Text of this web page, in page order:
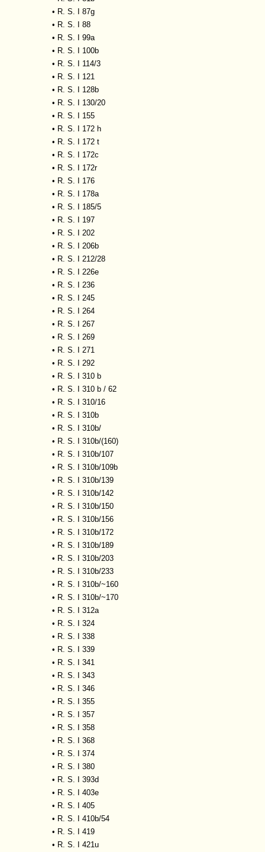
• R. S. I 87g
• R. S. I 88
• R. S. I 99a
• R. S. I 100b
• R. S. I 114/3
• R. S. I 121
• R. S. I 128b
• R. S. I 130/20
• R. S. I 155
• R. S. I 172 h
• R. S. I 172 t
• R. S. I 172c
• R. S. I 172r
• R. S. I 176
• R. S. I 178a
• R. S. I 185/5
• R. S. I 197
• R. S. I 202
• R. S. I 206b
• R. S. I 212/28
• R. S. I 226e
• R. S. I 236
• R. S. I 245
• R. S. I 264
• R. S. I 267
• R. S. I 269
• R. S. I 271
• R. S. I 292
• R. S. I 310 b
• R. S. I 310 b / 62
• R. S. I 310/16
• R. S. I 310b
• R. S. I 310b/
• R. S. I 310b/(160)
• R. S. I 310b/107
• R. S. I 310b/109b
• R. S. I 310b/139
• R. S. I 310b/142
• R. S. I 310b/150
• R. S. I 310b/156
• R. S. I 310b/172
• R. S. I 310b/189
• R. S. I 310b/203
• R. S. I 310b/233
• R. S. I 310b/~160
• R. S. I 310b/~170
• R. S. I 312a
• R. S. I 324
• R. S. I 338
• R. S. I 339
• R. S. I 341
• R. S. I 343
• R. S. I 346
• R. S. I 355
• R. S. I 357
• R. S. I 358
• R. S. I 368
• R. S. I 374
• R. S. I 380
• R. S. I 393d
• R. S. I 403e
• R. S. I 405
• R. S. I 410b/54
• R. S. I 419
• R. S. I 421u